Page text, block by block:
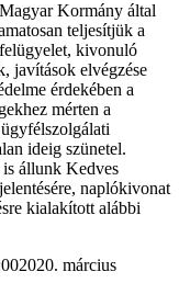
Kormány által
teljesítjük a
kivonuló
javítások elvégzése
érdekében a
mérten a
ideig szünetel.
állunk Kedves
naplókivonat
kialakított alábbi
2020. március